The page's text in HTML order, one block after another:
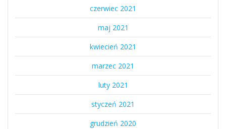
czerwiec 2021
maj 2021
kwiecień 2021
marzec 2021
luty 2021
styczeń 2021
grudzień 2020